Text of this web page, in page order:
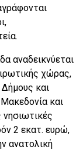
αναδεικνύεται
χώρας,
και
και
2 εκατ. ευρώ,
ανατολική